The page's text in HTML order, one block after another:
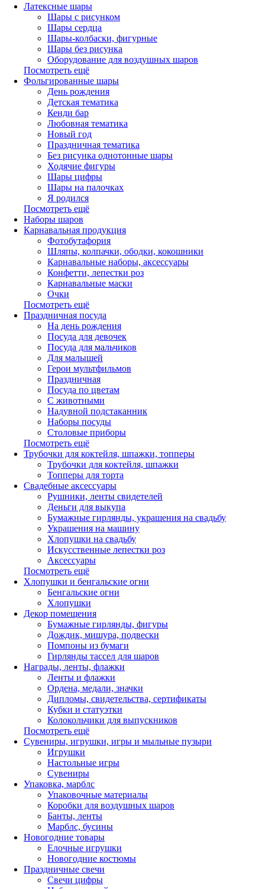
Латексные шары
Шары с рисунком
Шары сердца
Шары-колбаски, фигурные
Шары без рисунка
Оборудование для воздушных шаров
Посмотреть ещё
Фольгированные шары
День рождения
Детская тематика
Кенди бар
Любовная тематика
Новый год
Праздничная тематика
Без рисунка однотонные шары
Ходячие фигуры
Шары цифры
Шары на палочках
Я родился
Посмотреть ещё
Наборы шаров
Карнавальная продукция
Фотобутафория
Шляпы, колпачки, ободки, кокошники
Карнавальные наборы, аксессуары
Конфетти, лепестки роз
Карнавальные маски
Очки
Посмотреть ещё
Праздничная посуда
На день рождения
Посуда для девочек
Посуда для мальчиков
Для малышей
Герои мультфильмов
Праздничная
Посуда по цветам
С животными
Надувной подстаканник
Наборы посуды
Столовые приборы
Посмотреть ещё
Трубочки для коктейля, шпажки, топперы
Трубочки для коктейля, шпажки
Топперы для торта
Свадебные аксессуары
Рушники, ленты свидетелей
Деньги для выкупа
Бумажные гирлянды, украшения на свадьбу
Украшения на машину
Хлопушки на свадьбу
Искусственные лепестки роз
Аксессуары
Посмотреть ещё
Хлопушки и бенгальские огни
Бенгальские огни
Хлопушки
Декор помещения
Бумажные гирлянды, фигуры
Дождик, мишура, подвески
Помпоны из бумаги
Гирлянды тассел для шаров
Награды, ленты, флажки
Ленты и флажки
Ордена, медали, значки
Дипломы, свидетельства, сертификаты
Кубки и статуэтки
Колокольчики для выпускников
Посмотреть ещё
Сувениры, игрушки, игры и мыльные пузыри
Игрушки
Настольные игры
Сувениры
Упаковка, марблс
Упаковочные материалы
Коробки для воздушных шаров
Банты, ленты
Марблс, бусины
Новогодние товары
Елочные игрушки
Новогодние костюмы
Праздничные свечи
Свечи цифры